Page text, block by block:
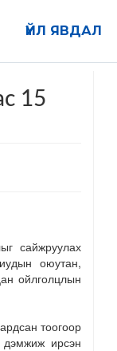
ҮЙЛ ЯВДАЛ
15
сайжруулах
оюутан,
ойлголцлын
тоогоор
дэмжиж ирсэн